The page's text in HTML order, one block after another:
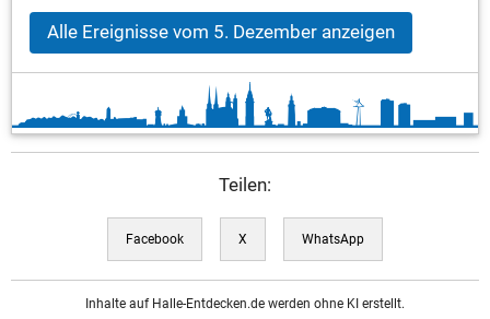
Alle Ereignisse vom 5. Dezember anzeigen
Teilen:
Facebook X WhatsApp
Inhalte auf Halle-Entdecken.de werden ohne KI erstellt.